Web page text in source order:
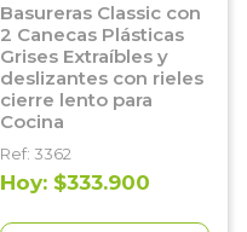
Basureras Classic con
2 Canecas Plásticas
Grises Extraíbles y
deslizantes con rieles
cierre lento para
Cocina
Ref: 3362
Hoy: $333.900